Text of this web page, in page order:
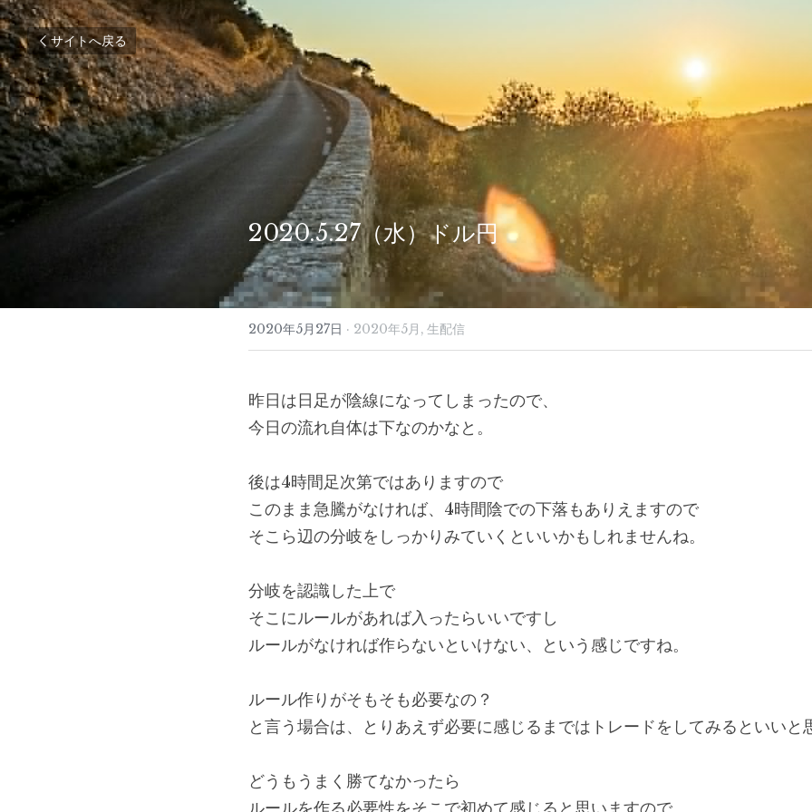
サイトへ戻る
2020.5.27（水）ドル円
2020年5月27日 · 2020年5月, 生配信
昨日は日足が陰線になってしまったので、
今日の流れ自体は下なのかなと。
後は4時間足次第ではありますので
このまま急騰がなければ、4時間陰での下落もありえますので
そこら辺の分岐をしっかりみていくといいかもしれませんね。
分岐を認識した上で
そこにルールがあれば入ったらいいですし
ルールがなければ作らないといけない、という感じですね。
ルール作りがそもそも必要なの？
と言う場合は、とりあえず必要に感じるまではトレードをしてみるといいと
どうもうまく勝てなかったら